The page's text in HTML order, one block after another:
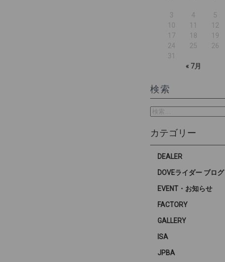
« 7月
3
4 5
10
11 12
17
18 19
24
25 26
31
検索
検
索:
カテゴリー
DEALER
DOVEライダー ブログ
EVENT・お知らせ
FACTORY
GALLERY
ISA
JPBA